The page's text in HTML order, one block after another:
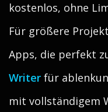
kostenlos, ohne
Für größere
Apps, die perfekt
Writer für
mit vollständigem